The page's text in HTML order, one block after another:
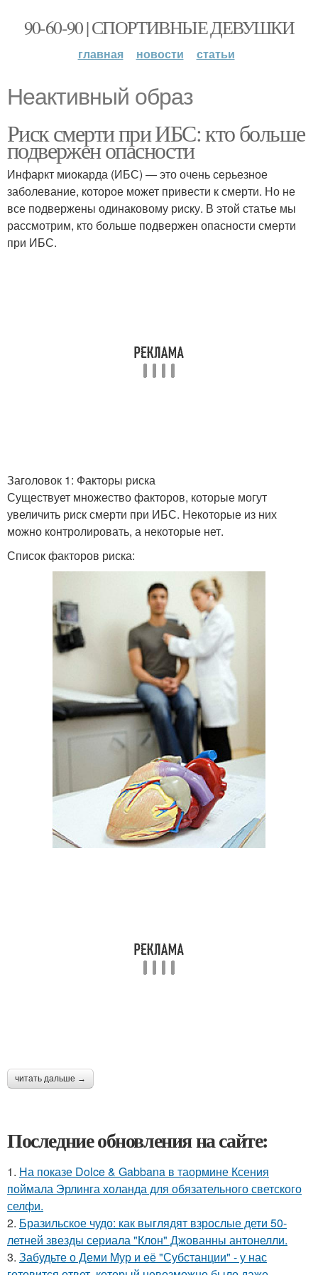
90-60-90 | СПОРТИВНЫЕ ДЕВУШКИ
главная новости статьи
Неактивный образ
Риск смерти при ИБС: кто больше
подвержен опасности
Инфаркт миокарда (ИБС) — это очень серьезное
заболевание, которое может привести к смерти. Но не
все подвержены одинаковому риску. В этой статье мы
рассмотрим, кто больше подвержен опасности смерти
при ИБС.
Заголовок 1: Факторы риска
Существует множество факторов, которые могут
увеличить риск смерти при ИБС. Некоторые из них
можно контролировать, а некоторые нет.
Список факторов риска:
читать дальше →
Последние обновления на сайте:
1. На показе Dolce & Gabbana в таормине Ксения
поймала Эрлинга холанда для обязательного светского
селфи.
2. Бразильское чудо: как выглядят взрослые дети 50-
летней звезды сериала "Клон" Джованны антонелли.
3. Забудьте о Деми Мур и её "Субстанции" - у нас